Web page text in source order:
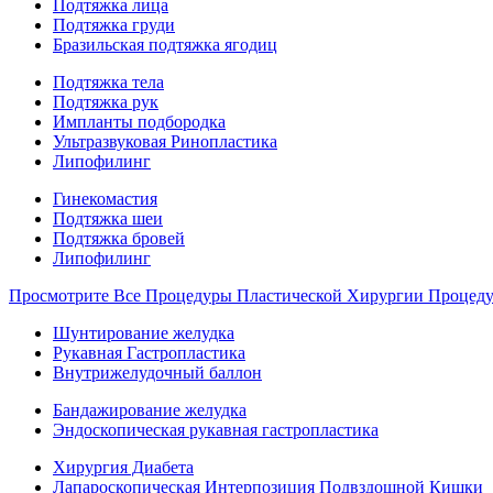
Подтяжка лица
Подтяжка груди
Бразильская подтяжка ягодиц
Подтяжка тела
Подтяжка рук
Импланты подбородка
Ультразвуковая Ринопластика
Липофилинг
Гинекомастия
Подтяжка шеи
Подтяжка бровей
Липофилинг
Просмотрите Все Процедуры Пластической Хирургии
Шунтирование желудка
Рукавная Гастропластика
Внутрижелудочный баллон
Бандажирование желудка
Эндоскопическая рукавная гастропластика
Хирургия Диабета
Лапароскопическая Интерпозиция Подвздошной Кишки